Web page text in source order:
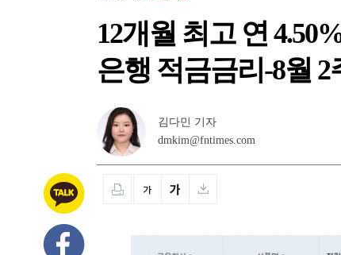
12개월 최고 연
은행 적금금리-8월 2
김다민 기자
dmkim@fntimes.com